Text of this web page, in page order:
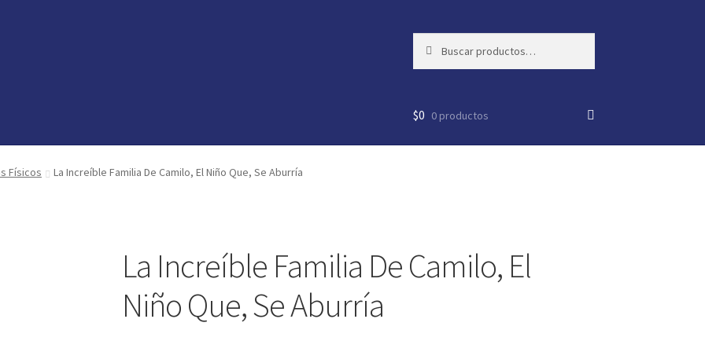
por:
$0 0 productos
Físicos La Increíble Familia De Camilo, El Niño Que, Se Aburría
La Increíble Familia De Camilo, El
Niño Que, Se Aburría